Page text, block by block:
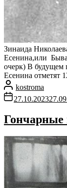
Зинаида
Есенина,или
очерк) В будущем
Есенина отметят
kostroma
27.10.2023